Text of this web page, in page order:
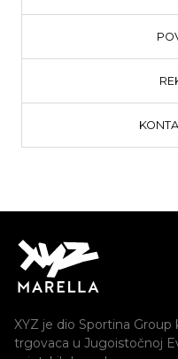
XYZ je dio Sportina
trgovaca u Jugoistočnoj